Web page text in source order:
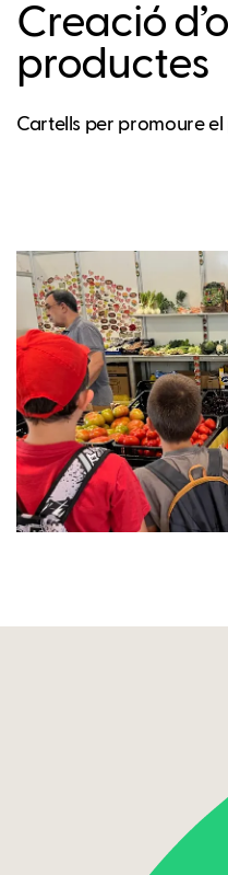
Creació
productes
Cartells per promoure